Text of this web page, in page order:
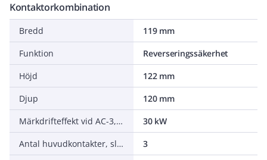
Kontaktorkombination
Bredd
119 mm
Funktion
Reverseringssäkerhet
Höjd
122 mm
Djup
120 mm
Märkdrifteffekt vid AC-3, 400 V
30 kW
Antal huvudkontakter, slutande (NO - normalt öppna)
3